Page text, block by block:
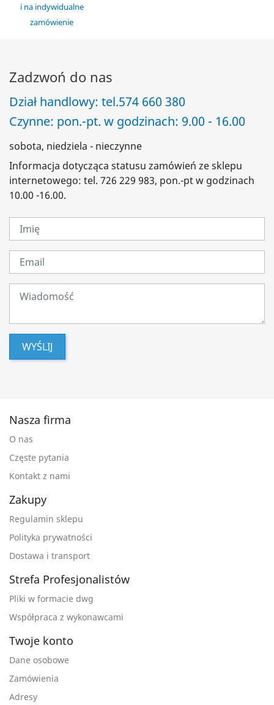
i na indywidualne
zamówienie
Zadzwoń do nas
Dział handlowy: tel.574 660 380
Czynne: pon.-pt. w godzinach: 9.00 - 16.00
sobota, niedziela - nieczynne
Informacja dotycząca statusu zamówień ze sklepu
internetowego: tel. 726 229 983, pon.-pt w godzinach
10.00 -16.00.
WYŚLIJ
Nasza firma
O nas
Częste pytania
Kontakt z nami
Zakupy
Regulamin sklepu
Polityka prywatności
Dostawa i transport
Strefa Profesjonalistów
Pliki w formacie dwg
Współpraca z wykonawcami
Twoje konto
Dane osobowe
Zamówienia
Adresy